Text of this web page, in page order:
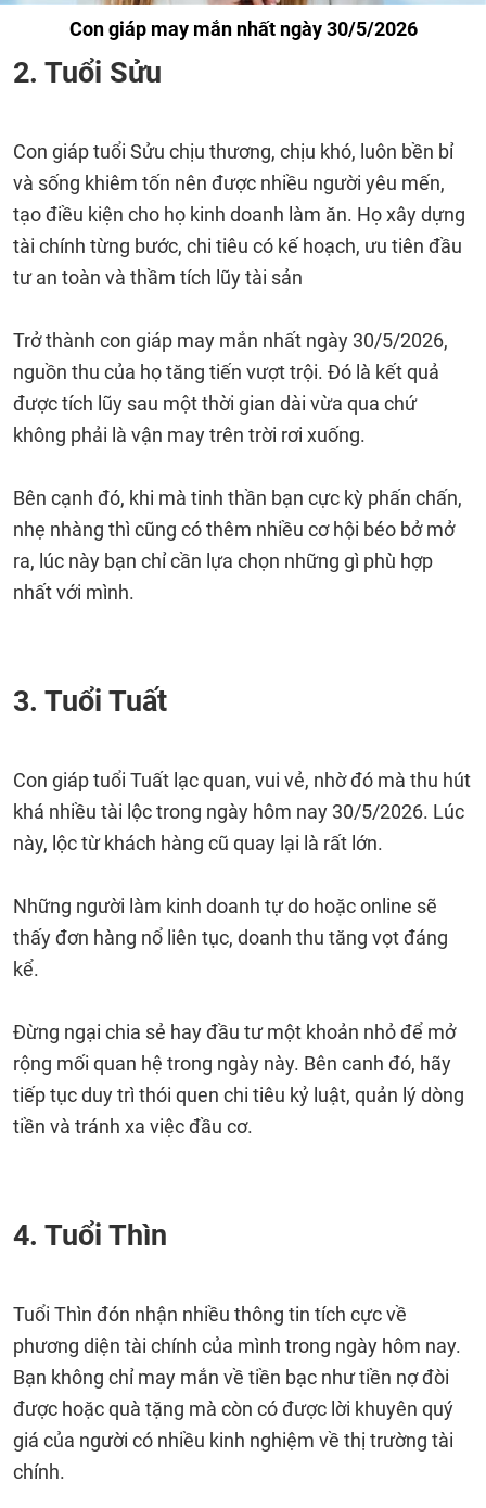
Con giáp may mắn nhất ngày 30/5/2026
2. Tuổi Sửu
Con giáp tuổi Sửu chịu thương, chịu khó, luôn bền bỉ
và sống khiêm tốn nên được nhiều người yêu mến,
tạo điều kiện cho họ kinh doanh làm ăn. Họ xây dựng
tài chính từng bước, chi tiêu có kế hoạch, ưu tiên đầu
tư an toàn và thầm tích lũy tài sản
Trở thành con giáp may mắn nhất ngày 30/5/2026,
nguồn thu của họ tăng tiến vượt trội. Đó là kết quả
được tích lũy sau một thời gian dài vừa qua chứ
không phải là vận may trên trời rơi xuống.
Bên cạnh đó, khi mà tinh thần bạn cực kỳ phấn chấn,
nhẹ nhàng thì cũng có thêm nhiều cơ hội béo bở mở
ra, lúc này bạn chỉ cần lựa chọn những gì phù hợp
nhất với mình.
3. Tuổi Tuất
Con giáp tuổi Tuất lạc quan, vui vẻ, nhờ đó mà thu hút
khá nhiều tài lộc trong ngày hôm nay 30/5/2026. Lúc
này, lộc từ khách hàng cũ quay lại là rất lớn.
Những người làm kinh doanh tự do hoặc online sẽ
thấy đơn hàng nổ liên tục, doanh thu tăng vọt đáng
kể.
Đừng ngại chia sẻ hay đầu tư một khoản nhỏ để mở
rộng mối quan hệ trong ngày này. Bên canh đó, hãy
tiếp tục duy trì thói quen chi tiêu kỷ luật, quản lý dòng
tiền và tránh xa việc đầu cơ.
4. Tuổi Thìn
Tuổi Thìn đón nhận nhiều thông tin tích cực về
phương diện tài chính của mình trong ngày hôm nay.
Bạn không chỉ may mắn về tiền bạc như tiền nợ đòi
được hoặc quà tặng mà còn có được lời khuyên quý
giá của người có nhiều kinh nghiệm về thị trường tài
chính.